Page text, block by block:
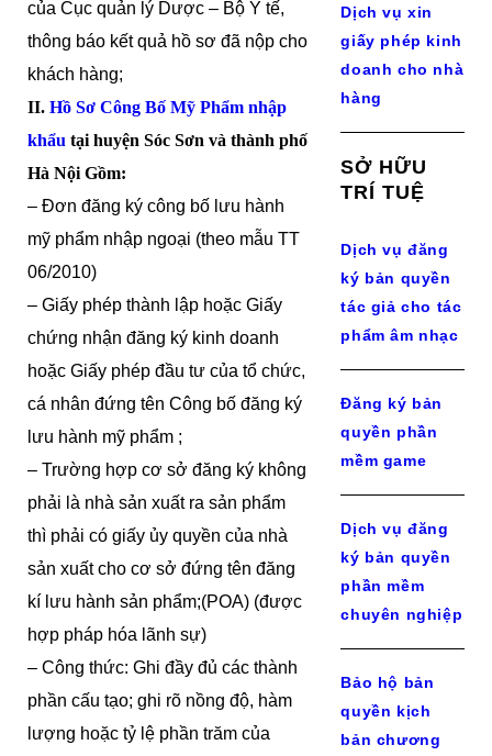
của Cục quản lý Dược – Bộ Y tế,
thông báo kết quả hồ sơ đã nộp cho
khách hàng;
II. Hồ Sơ Công Bố Mỹ Phẩm nhập
khẩu tại huyện Sóc Sơn và thành phố
Hà Nội Gồm:
– Đơn đăng ký công bố lưu hành
mỹ phẩm nhập ngoại (theo mẫu TT
06/2010)
– Giấy phép thành lập hoặc Giấy
chứng nhận đăng ký kinh doanh
hoặc Giấy phép đầu tư của tổ chức,
cá nhân đứng tên Công bố đăng ký
lưu hành mỹ phẩm ;
– Trường hợp cơ sở đăng ký không
phải là nhà sản xuất ra sản phẩm
thì phải có giấy ủy quyền của nhà
sản xuất cho cơ sở đứng tên đăng
kí lưu hành sản phẩm;(POA) (được
hợp pháp hóa lãnh sự)
– Công thức: Ghi đầy đủ các thành
phần cấu tạo; ghi rõ nồng độ, hàm
lượng hoặc tỷ lệ phần trăm của
Dịch vụ xin
giấy phép kinh
doanh cho nhà
hàng
SỞ HỮU
TRÍ TUỆ
Dịch vụ đăng
ký bản quyền
tác giả cho tác
phẩm âm nhạc
Đăng ký bản
quyền phần
mềm game
Dịch vụ đăng
ký bản quyền
phần mềm
chuyên nghiệp
Bảo hộ bản
quyền kịch
bản chương